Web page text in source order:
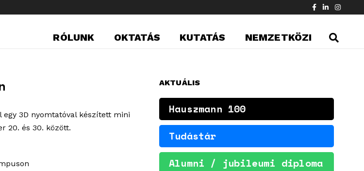
RÓLUNK OKTATÁS KUTATÁS NEMZETKÖZI
3D nyomtatóval készített mini
20. és 30. között.
AKTUÁLIS
Hauszmann 100
Tudástár
Alumni / jubileumi diploma